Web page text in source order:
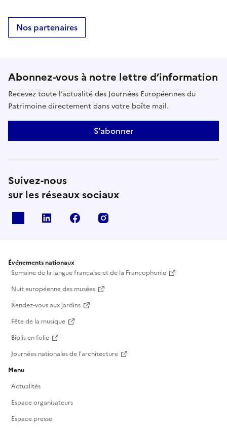
Nos partenaires
Abonnez-vous à notre lettre d’information
Recevez toute l’actualité des Journées Européennes du
Patrimoine directement dans votre boîte mail.
S'abonner
Suivez-nous
sur les réseaux sociaux
Linkedin Facebook
Événements nationaux
Semaine de la langue française et de la Francophonie
Nuit européenne des musées
Rendez-vous aux jardins
Fête de la musique
Biblis en folie
Journées nationales de l'architecture
Menu
Actualités
Espace organisateurs
Espace presse